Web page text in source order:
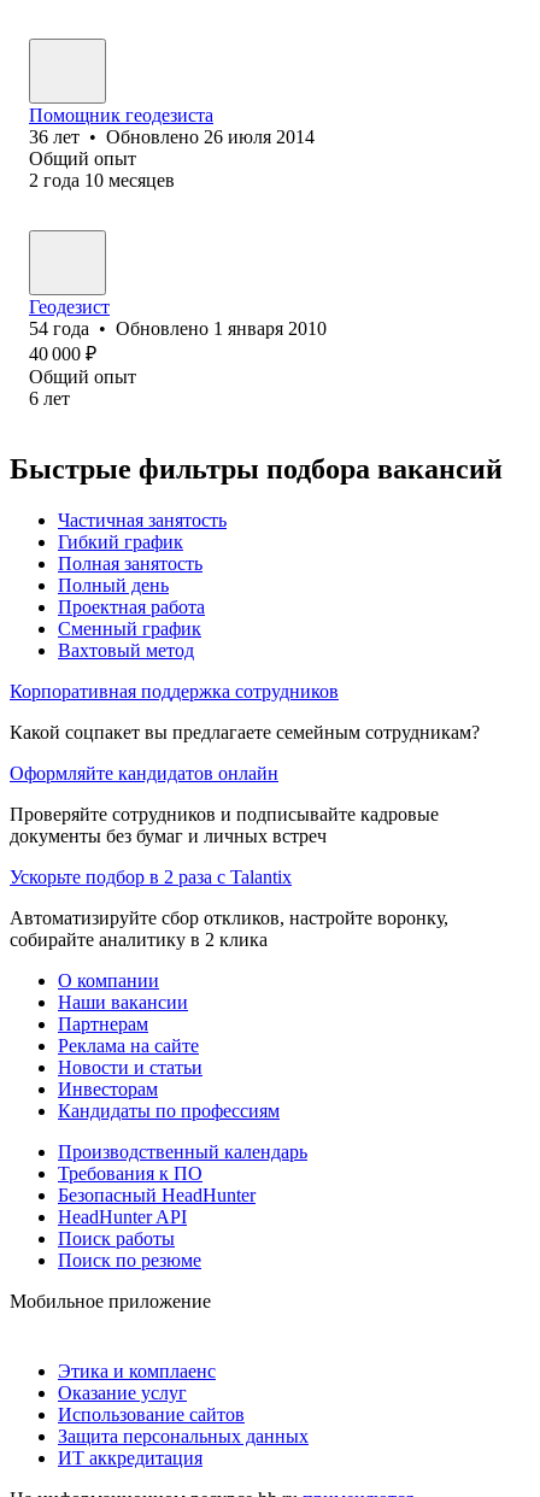
Помощник геодезиста
36 лет • Обновлено 26 июля 2014
Общий опыт
2 года 10 месяцев
Геодезист
54 года • Обновлено 1 января 2010
40 000 ₽
Общий опыт
6 лет
Быстрые фильтры подбора вакансий
Частичная занятость
Гибкий график
Полная занятость
Полный день
Проектная работа
Сменный график
Вахтовый метод
Корпоративная поддержка сотрудников
Какой соцпакет вы предлагаете семейным сотрудникам?
Оформляйте кандидатов онлайн
Проверяйте сотрудников и подписывайте кадровые
документы без бумаг и личных встреч
Ускорьте подбор в 2 раза с Talantix
Автоматизируйте сбор откликов, настройте воронку,
собирайте аналитику в 2 клика
О компании
Наши вакансии
Партнерам
Реклама на сайте
Новости и статьи
Инвесторам
Кандидаты по профессиям
Производственный календарь
Требования к ПО
Безопасный HeadHunter
HeadHunter API
Поиск работы
Поиск по резюме
Мобильное приложение
Этика и комплаенс
Оказание услуг
Использование сайтов
Защита персональных данных
ИТ аккредитация